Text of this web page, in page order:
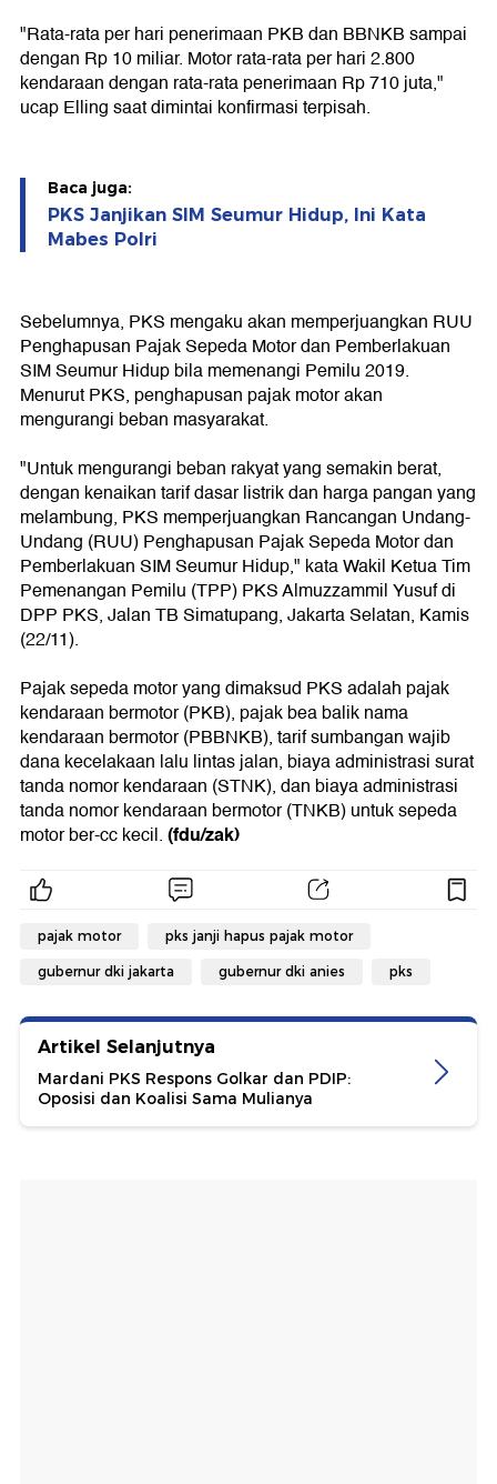
"Rata-rata per hari penerimaan PKB dan BBNKB sampai
dengan Rp 10 miliar. Motor rata-rata per hari 2.800
kendaraan dengan rata-rata penerimaan Rp 710 juta,"
ucap Elling saat dimintai konfirmasi terpisah.
Baca juga:
PKS Janjikan SIM Seumur Hidup, Ini Kata
Mabes Polri
Sebelumnya, PKS mengaku akan memperjuangkan RUU
Penghapusan Pajak Sepeda Motor dan Pemberlakuan
SIM Seumur Hidup bila memenangi Pemilu 2019.
Menurut PKS, penghapusan pajak motor akan
mengurangi beban masyarakat.
"Untuk mengurangi beban rakyat yang semakin berat,
dengan kenaikan tarif dasar listrik dan harga pangan yang
melambung, PKS memperjuangkan Rancangan Undang-
Undang (RUU) Penghapusan Pajak Sepeda Motor dan
Pemberlakuan SIM Seumur Hidup," kata Wakil Ketua Tim
Pemenangan Pemilu (TPP) PKS Almuzzammil Yusuf di
DPP PKS, Jalan TB Simatupang, Jakarta Selatan, Kamis
(22/11).
Pajak sepeda motor yang dimaksud PKS adalah pajak
kendaraan bermotor (PKB), pajak bea balik nama
kendaraan bermotor (PBBNKB), tarif sumbangan wajib
dana kecelakaan lalu lintas jalan, biaya administrasi surat
tanda nomor kendaraan (STNK), dan biaya administrasi
tanda nomor kendaraan bermotor (TNKB) untuk sepeda
motor ber-cc kecil.(fdu/zak)
pajak motor pks janji hapus pajak motor
gubernur dki jakarta gubernur dki anies pks
Artikel Selanjutnya
Mardani PKS Respons Golkar dan PDIP:
Oposisi dan Koalisi Sama Mulianya